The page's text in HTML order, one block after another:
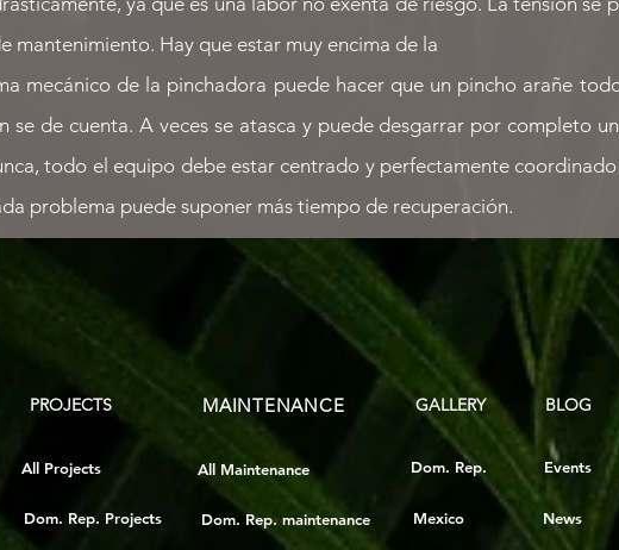
mantenimiento. Hay que estar muy encima de la
mecánico de la pinchadora puede hacer que un pincho arañe
se de cuenta. A veces se atasca y puede desgarrar por completo
todo el equipo debe estar centrado y perfectamente
problema puede suponer más tiempo de recuperación.
PROJECTS MAINTENANCE GALLERY BLOG
All Projects All Maintenance Dom. Rep. Events
Dom. Rep. Projects Dom. Rep. maintenance Mexico News